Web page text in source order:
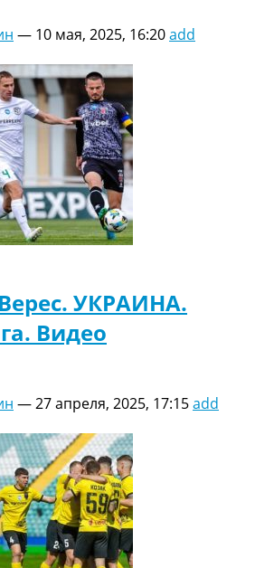
— 10 мая, 2025, 16:20add
УКРАИНА.
Видео
—27 апреля, 2025, 17:15add